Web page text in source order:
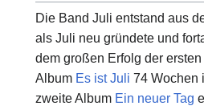
Die Band Juli entstand aus
als Juli neu gründete und
dem großen Erfolg der
Album Es ist Juli 74 Wochen
zweite Album Ein neuer Tag